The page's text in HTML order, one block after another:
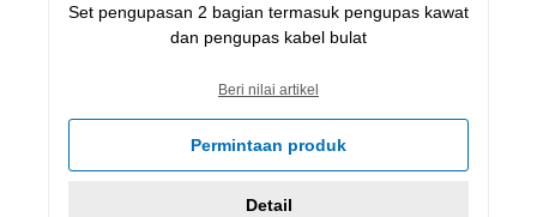
Set pengupasan 2 bagian termasuk pengupas kawat
dan pengupas kabel bulat
Beri nilai artikel
Permintaan produk
Detail